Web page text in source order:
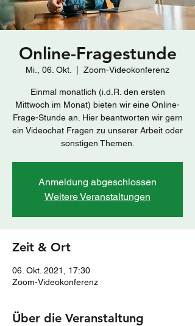
Online-Fragestunde
Mi., 06. Okt. Zoom-Videokonferenz
Einmal monatlich (i.d.R. den ersten
Mittwoch im Monat) bieten wir eine Online-
Frage-Stunde an. Hier beantworten wir gern
ein Videochat Fragen zu unserer Arbeit oder
sonstigen Themen.
Anmeldung abgeschlossen
Weitere Veranstaltungen
Zeit & Ort
06. Okt. 2021, 17:30
Zoom-Videokonferenz
Über die Veranstaltung